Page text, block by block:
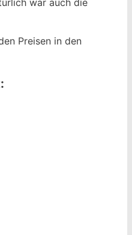
war auch die
Preisen in den